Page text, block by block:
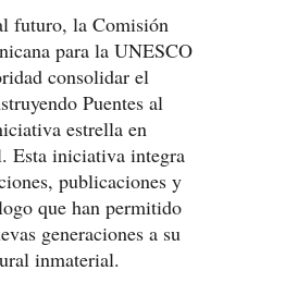
futuro, la Comisión
para la UNESCO
consolidar el
Puentes al
estrella en
Esta iniciativa integra
publicaciones y
que han permitido
generaciones a su
inmaterial.